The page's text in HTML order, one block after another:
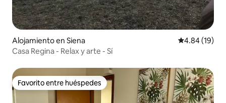
Alojamiento en Siena Calificación
4.84 (19)
Casa Regina - Relax y arte - Sí
Favorito entre huéspedes
Favorito entre huéspedes